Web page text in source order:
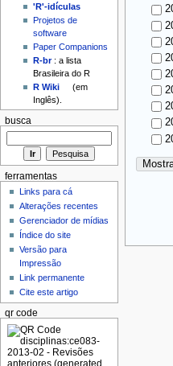
'R'-idículas
Projetos de
software
Paper Companions
R-br: a lista
Brasileira do R
R Wiki
(em
Inglês).
busca
ferramentas
Links para cá
Alterações recentes
Gerenciador de mídias
Índice do site
Versão para
Impressão
Link permanente
Cite este artigo
qr code